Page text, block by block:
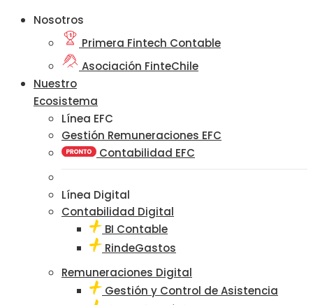
Nosotros
Primera Fintech Contable
Asociación FinteChile
Nuestro
Ecosistema
Línea EFC
Gestión Remuneraciones EFC
Contabilidad EFC
Línea Digital
Contabilidad Digital
BI Contable
RindeGastos
Remuneraciones Digital
Gestión y Control de Asistencia